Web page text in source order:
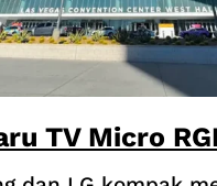
TV Micro